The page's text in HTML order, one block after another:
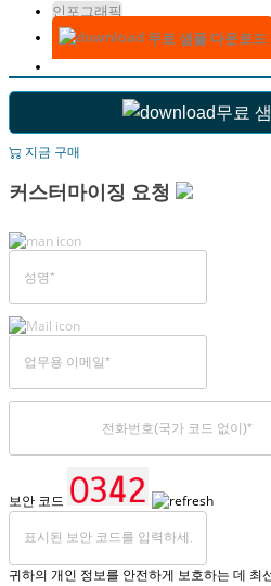
인포그래픽
무료 샘플 다운로드
무료
지금 구매
커스터마이징 요청
보안 코드
귀하의 개인 정보를 안전하게 보호하는 데 최